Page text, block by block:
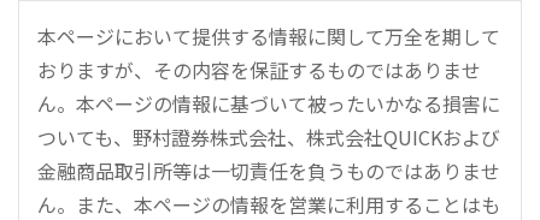
本ページにおいて提供する情報に関して万全を期して
おりますが、その内容を保証するものではありませ
ん。本ページの情報に基づいて被ったいかなる損害に
ついても、野村證券株式会社、株式会社QUICKおよび
金融商品取引所等は一切責任を負うものではありませ
ん。また、本ページの情報を営業に利用することはも